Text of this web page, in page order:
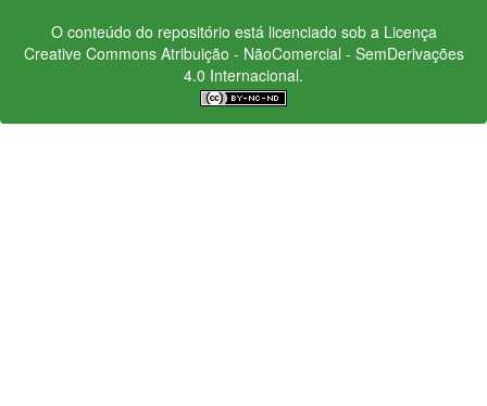
O conteúdo do repositório está licenciado sob a Licença
Creative CommonsAtribuição - NãoComercial - SemDerivações
4.0 Internacional.